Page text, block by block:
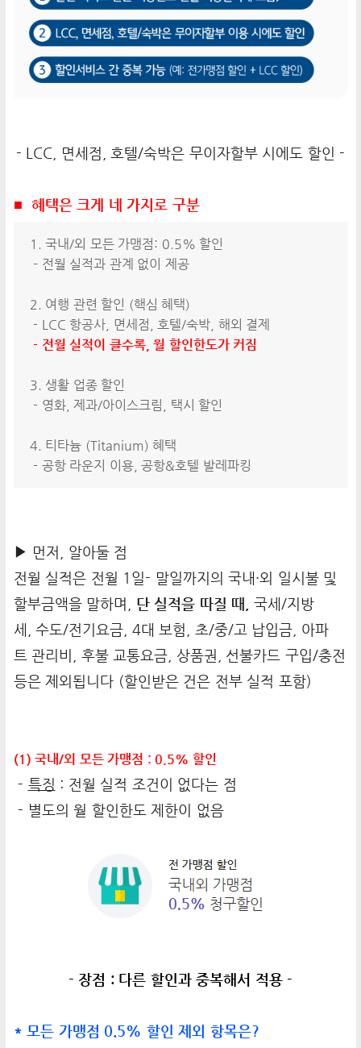
- LCC, 면세점, 호텔/숙박은 무이자할부 시에도 할인 -
■ 혜택은 크게 네 가지로 구분
1. 국내/외 모든 가맹점: 0.5% 할인
- 전월 실적과 관계 없이 제공
2. 여행 관련 할인 (핵심 혜택)
- LCC 항공사, 면세점, 호텔/숙박, 해외 결제
- 전월 실적이 클수록, 월 할인한도가 커짐
3. 생활 업종 할인
- 영화, 제과/아이스크림, 택시 할인
4. 티타늄 (Titanium) 혜택
- 공항 라운지 이용, 공항&호텔 발레파킹
▶ 먼저, 알아둘 점
전월 실적은 전월 1일- 말일까지의 국내·외 일시불 및
할부금액을 말하며, 단 실적을 따질 때, 국세/지방
세, 수도/전기요금, 4대 보험, 초/중/고 납입금, 아파
트 관리비, 후불 교통요금, 상품권, 선불카드 구입/충전
등은 제외됩니다 (할인받은 건은 전부 실적 포함)
(1) 국내/외 모든 가맹점 : 0.5% 할인
- 특징 : 전월 실적 조건이 없다는 점
- 별도의 월 할인한도 제한이 없음
- 장점 : 다른 할인과 중복해서 적용 -
* 모든 가맹점 0.5% 할인 제외 항목은?